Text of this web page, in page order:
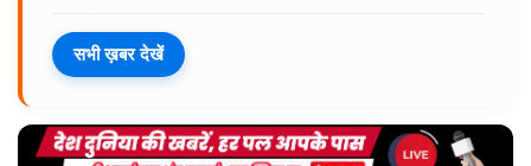
सभी ख़बर देखें